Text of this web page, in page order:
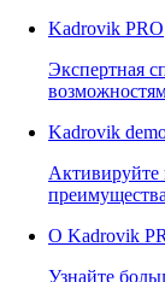
Kadrovik PRO
Экспертная
Kadrovik
Активируйте
О Kadrovik
Узнайте